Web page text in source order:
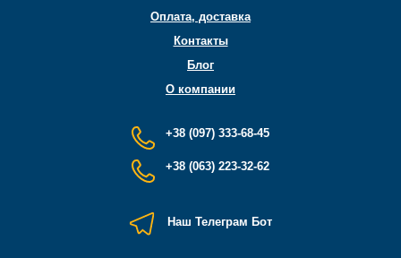
Оплата, доставка
Контакты
Блог
О компании
+38 (097) 333-68-45
+38 (063) 223-32-62
Наш Телеграм Бот